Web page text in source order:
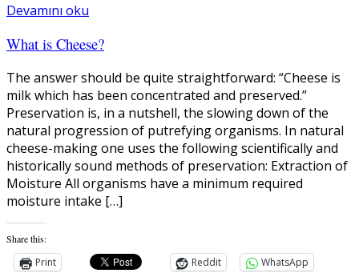
Devamını oku
What is Cheese?
The answer should be quite straightforward: “Cheese is
milk which has been concentrated and preserved.”
Preservation is, in a nutshell, the slowing down of the
natural progression of putrefying organisms. In natural
cheese-making one uses the following scientifically and
historically sound methods of preservation: Extraction of
Moisture All organisms have a minimum required
moisture intake […]
Share this:
Print Reddit
WhatsApp